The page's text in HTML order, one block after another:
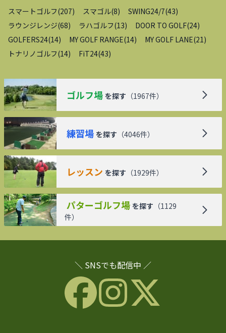
スマートゴルフ(207) スマゴル(8) SWING24/7(43)
ラウンジレンジ(68) ラハゴルフ(13) DOOR TO GOLF(24)
GOLFERS24(14) MY GOLF RANGE(14) MY GOLF LANE(21 )
トナリノゴルフ(14) FiT24(43)
ゴルフ場 を探す （1967件）
練習場 を探す （4046件）
レッスン を探す （1929件）
パターゴルフ場 を探す （1129
件）
＼ SNSでも配信中 ／